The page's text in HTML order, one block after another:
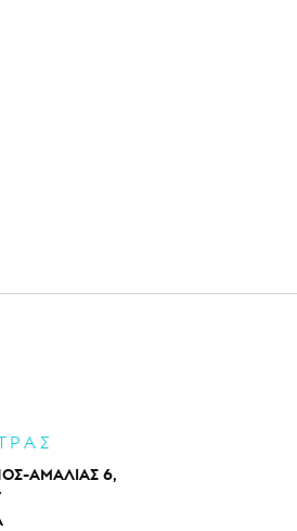
ΑΜΑΛΙΑΣ 6,